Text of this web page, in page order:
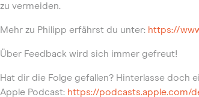
zu vermeiden.
Mehr zu Philipp erfährst du unter: https://
Über Feedback wird sich immer gefreut!
Hat dir die Folge gefallen? Hinterlasse doch
Apple Podcast: https://podcasts.apple.com/